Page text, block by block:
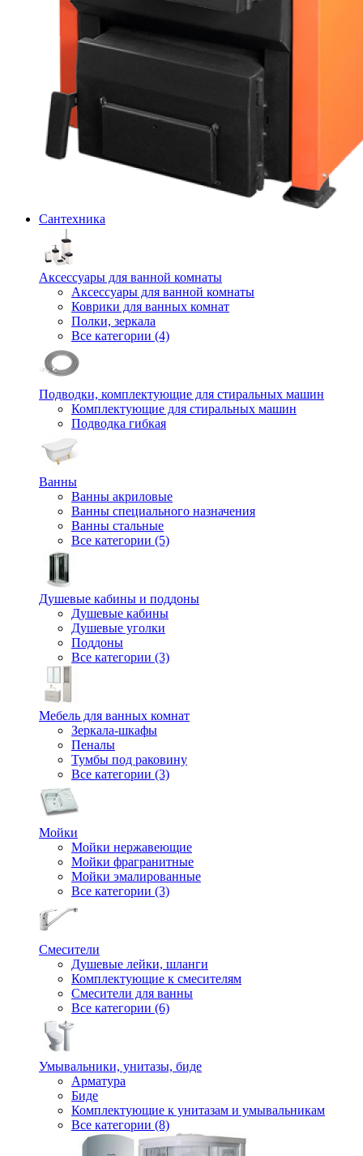
Сантехника
Аксессуары для ванной комнаты
Аксессуары для ванной комнаты
Коврики для ванных комнат
Полки, зеркала
Все категории (4)
Подводки, комплектующие для стиральных машин
Комплектующие для стиральных машин
Подводка гибкая
Ванны
Ванны акриловые
Ванны специального назначения
Ванны стальные
Все категории (5)
Душевые кабины и поддоны
Душевые кабины
Душевые уголки
Поддоны
Все категории (3)
Мебель для ванных комнат
Зеркала-шкафы
Пеналы
Тумбы под раковину
Все категории (3)
Мойки
Мойки нержавеющие
Мойки фрагранитные
Мойки эмалированные
Все категории (3)
Смесители
Душевые лейки, шланги
Комплектующие к смесителям
Смесители для ванны
Все категории (6)
Умывальники, унитазы, биде
Арматура
Биде
Комплектующие к унитазам и умывальникам
Все категории (8)